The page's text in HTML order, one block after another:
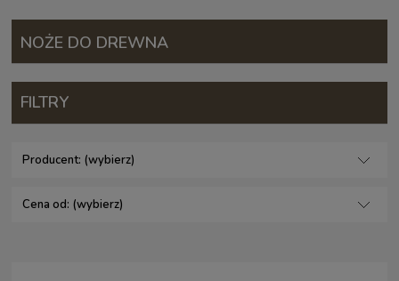
NOŻE DO DREWNA
FILTRY
Producent: (wybierz)
Cena od: (wybierz)